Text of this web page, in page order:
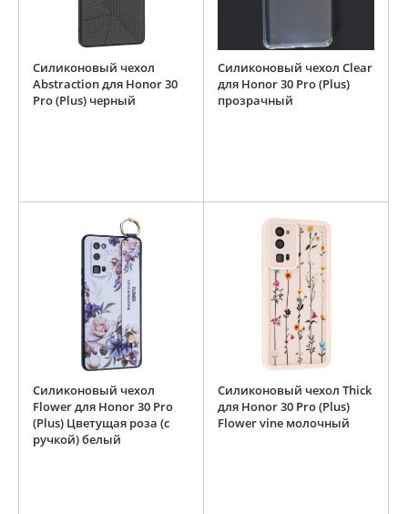
Силиконовый чехол
Abstraction для Honor 30
Pro (Plus) черный
Силиконовый чехол Clear
для Honor 30 Pro (Plus)
прозрачный
Силиконовый чехол
Flower для Honor 30 Pro
(Plus) Цветущая роза (с
ручкой) белый
Силиконовый чехол Thick
для Honor 30 Pro (Plus)
Flower vine молочный